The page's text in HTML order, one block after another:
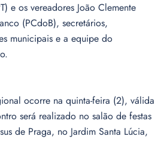
e os vereadores João Clemente
(PCdoB), secretários,
municipais e a equipe do
ocorre na quinta-feira (2), válida
será realizado no salão de festas
de Praga, no Jardim Santa Lúcia,